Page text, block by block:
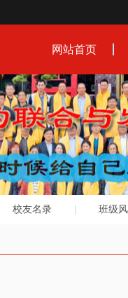
网站首页
校友名录 班级